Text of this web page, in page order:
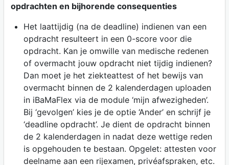
opdrachten en bijhorende consequenties
Het laattijdig (na de deadline) indienen van een
opdracht resulteert in een 0-score voor die
opdracht. Kan je omwille van medische redenen
of overmacht jouw opdracht niet tijdig indienen?
Dan moet je het ziekteattest of het bewijs van
overmacht binnen de 2 kalenderdagen uploaden
in iBaMaFlex via de module ‘mijn afwezigheden’.
Bij ‘gevolgen’ kies je de optie ‘Ander’ en schrijf je
‘deadline opdracht’. Je dient de opdracht binnen
de 2 kalenderdagen in nadat deze wettige reden
is opgehouden te bestaan. Opgelet: attesten voor
deelname aan een rijexamen, privéafspraken, etc.